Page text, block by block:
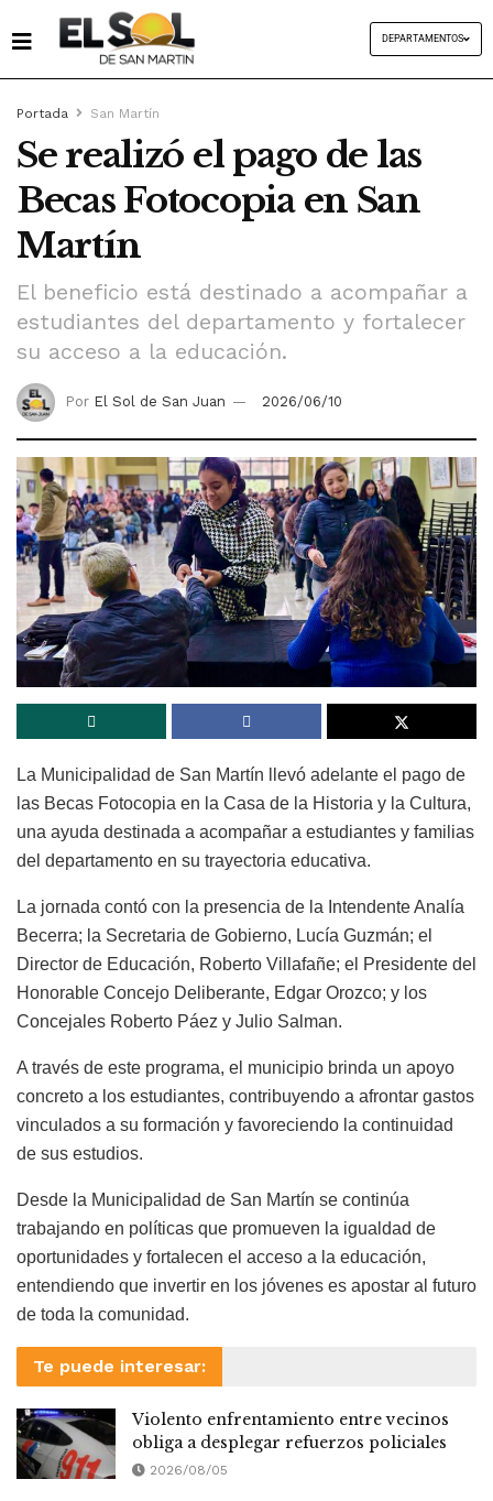
DEPARTAMENTOS
Portada San Martín
Se realizó el pago de las
Becas Fotocopia en San
Martín
El beneficio está destinado a acompañar a
estudiantes del departamento y fortalecer
su acceso a la educación.
Por El Sol de San Juan 2026/06/10
La Municipalidad de San Martín llevó adelante el pago de
las Becas Fotocopia en la Casa de la Historia y la Cultura,
una ayuda destinada a acompañar a estudiantes y familias
del departamento en su trayectoria educativa.
La jornada contó con la presencia de la Intendente Analía
Becerra; la Secretaria de Gobierno, Lucía Guzmán; el
Director de Educación, Roberto Villafañe; el Presidente del
Honorable Concejo Deliberante, Edgar Orozco; y los
Concejales Roberto Páez y Julio Salman.
A través de este programa, el municipio brinda un apoyo
concreto a los estudiantes, contribuyendo a afrontar gastos
vinculados a su formación y favoreciendo la continuidad
de sus estudios.
Desde la Municipalidad de San Martín se continúa
trabajando en políticas que promueven la igualdad de
oportunidades y fortalecen el acceso a la educación,
entendiendo que invertir en los jóvenes es apostar al futuro
de toda la comunidad.
Te puede interesar:
Violento enfrentamiento entre vecinos
obliga a desplegar refuerzos policiales
2026/08/05